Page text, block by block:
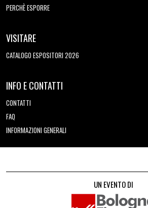
PERCHÈ ESPORRE
VISITARE
CATALOGO ESPOSITORI 2026
INFO E CONTATTI
CONTATTI
FAQ
INFORMAZIONI GENERALI
UN EVENTO DI